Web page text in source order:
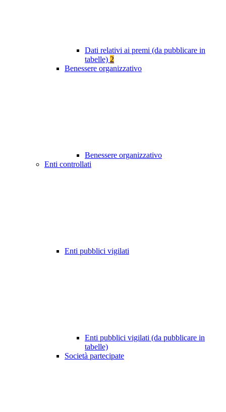
Dati relativi ai premi (da pubblicare in
tabelle) 2
Benessere organizzativo
Benessere organizzativo
Enti controllati
Enti pubblici vigilati
Enti pubblici vigilati (da pubblicare in
tabelle)
Società partecipate